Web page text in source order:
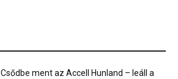
Csődbe ment az Accell Hunland – leáll a